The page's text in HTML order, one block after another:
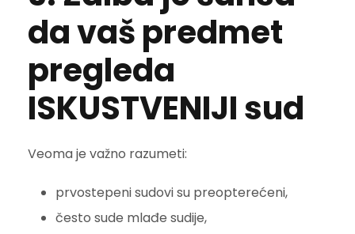
da vaš predmet
pregleda
ISKUSTVENIJI sud
Veoma je važno razumeti:
prvostepeni sudovi su preopterećeni,
često sude mlađe sudije,